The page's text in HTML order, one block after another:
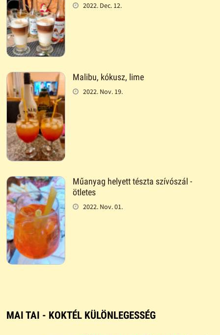
2022. Dec. 12.
Malibu, kókusz, lime
2022. Nov. 19.
Műanyag helyett tészta szívószál -
ötletes
2022. Nov. 01.
MAI TAI - KOKTÉL KÜLÖNLEGESSÉG